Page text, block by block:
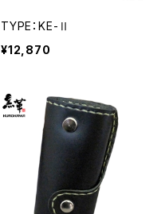
TYPE：KE-Ⅱ
¥12,870